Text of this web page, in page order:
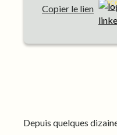
Copier le lien
Depuis quelques